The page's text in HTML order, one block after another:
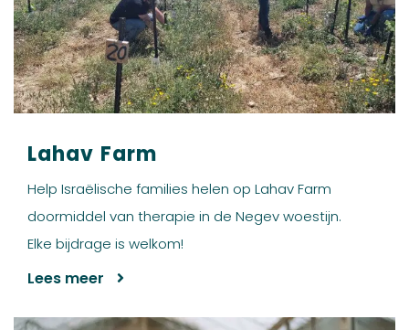
Lahav Farm
Help Israëlische families helen op Lahav Farm
doormiddel van therapie in de Negev woestijn.
Elke bijdrage is welkom!
Lees meer